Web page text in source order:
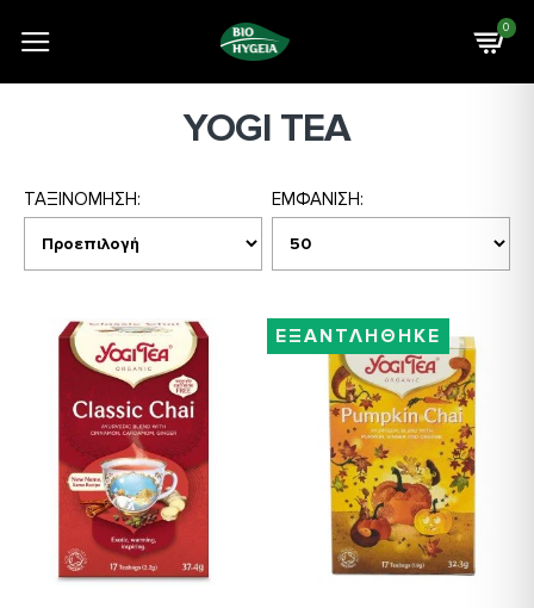
0
YOGI TEA
ΤΑΞΙΝΟΜΗΣΗ: ΕΜΦΑΝΙΣΗ:
ΕΞΑΝΤΛΗΘΗΚΕ